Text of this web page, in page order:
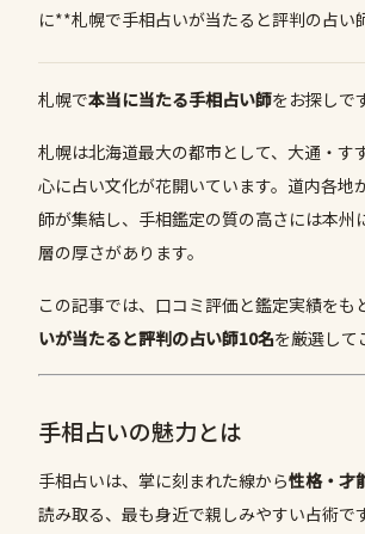
に**札幌で手相占いが当たると評判の占い
札幌で本当に当たる手相占い師をお探しで
札幌は北海道最大の都市として、大通・す
心に占い文化が花開いています。道内各地
師が集結し、手相鑑定の質の高さには本州
層の厚さがあります。
この記事では、口コミ評価と鑑定実績をも
いが当たると評判の占い師10名を厳選して
手相占いの魅力とは
手相占いは、掌に刻まれた線から性格・才
読み取る、最も身近で親しみやすい占術です